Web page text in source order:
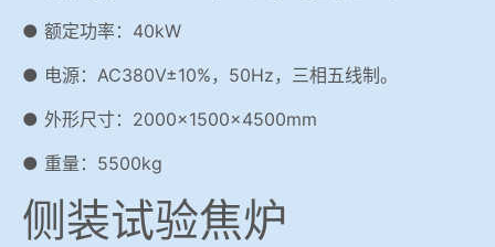
● 额定功率：40kW
● 电源：AC380V±10%，50Hz，三相五线制。
● 外形尺寸：2000×1500×4500mm
● 重量：5500kg
侧装试验焦炉